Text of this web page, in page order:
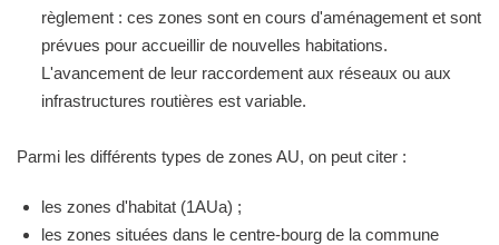
règlement : ces zones sont en cours d'aménagement et sont
prévues pour accueillir de nouvelles habitations.
L'avancement de leur raccordement aux réseaux ou aux
infrastructures routières est variable.
Parmi les différents types de zones AU, on peut citer :
les zones d'habitat (1AUa) ;
les zones situées dans le centre-bourg de la commune